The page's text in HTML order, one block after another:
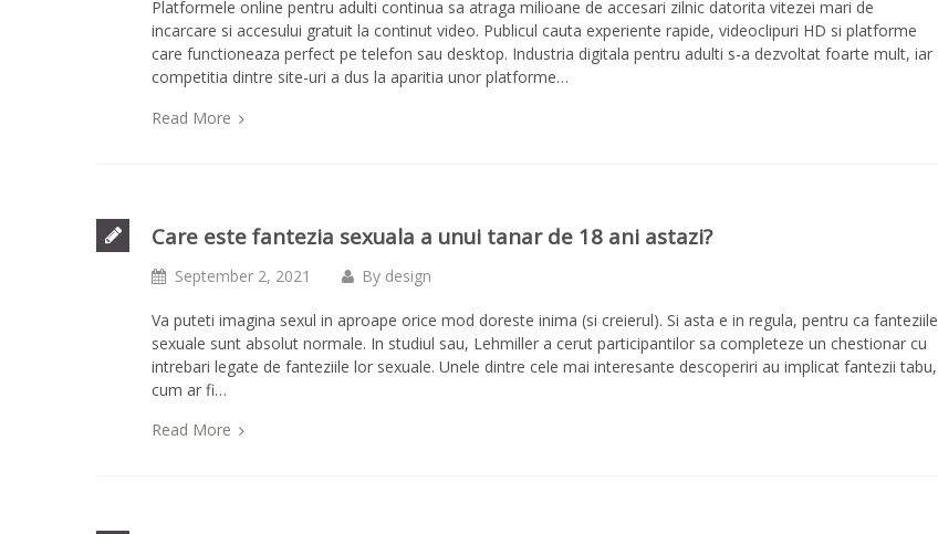
Platformele online pentru adulti continua sa atraga milioane de accesari zilnic datorita vitezei mari de
incarcare si accesului gratuit la continut video. Publicul cauta experiente rapide, videoclipuri HD si platforme
care functioneaza perfect pe telefon sau desktop. Industria digitala pentru adulti s-a dezvoltat foarte mult, iar
competitia dintre site-uri a dus la aparitia unor platforme…
Read More
Care este fantezia sexuala a unui tanar de 18 ani astazi?
September 2, 2021 By design
Va puteti imagina sexul in aproape orice mod doreste inima (si creierul). Si asta e in regula, pentru ca fanteziile
sexuale sunt absolut normale. In studiul sau, Lehmiller a cerut participantilor sa completeze un chestionar cu
intrebari legate de fanteziile lor sexuale. Unele dintre cele mai interesante descoperiri au implicat fantezii tabu,
cum ar fi…
Read More